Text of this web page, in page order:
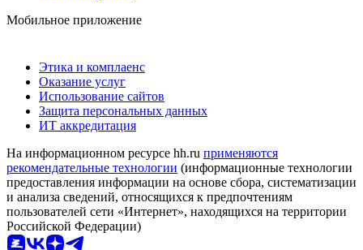
Мобильное приложение
Этика и комплаенс
Оказание услуг
Использование сайтов
Защита персональных данных
ИТ аккредитация
На информационном ресурсе hh.ru применяются
рекомендательные технологии (информационные технологии
предоставления информации на основе сбора, систематизации
и анализа сведений, относящихся к предпочтениям
пользователей сети «Интернет», находящихся на территории
Российской Федерации)